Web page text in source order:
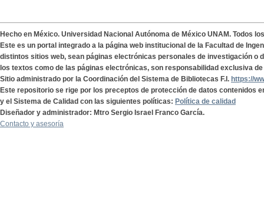
Hecho en México. Universidad Nacional Autónoma de México UNAM. Todos
Este es un portal integrado a la página web institucional de la Facultad de
distintos sitios web, sean páginas electrónicas personales de investigación o
los textos como de las páginas electrónicas, son responsabilidad exclusiva
Sitio administrado por la Coordinación del Sistema de Bibliotecas F.I. https://
Este repositorio se rige por los preceptos de protección de datos contenidos
y el Sistema de Calidad con las siguientes políticas: Política de calidad
Diseñador y administrador: Mtro Sergio Israel Franco García.
Contacto y asesoría